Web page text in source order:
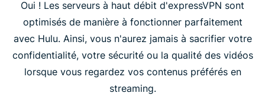
Oui ! Les serveurs à haut débit d'expressVPN sont
optimisés de manière à fonctionner parfaitement
avec Hulu. Ainsi, vous n'aurez jamais à sacrifier votre
confidentialité, votre sécurité ou la qualité des vidéos
lorsque vous regardez vos contenus préférés en
streaming.